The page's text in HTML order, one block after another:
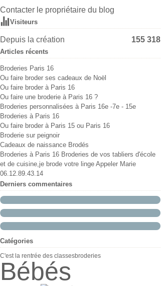
Mai
(6)
Avril(3)
Mars(2)
Janvier(5)
Juin
(4)
Mai(6)
Avril(7)
Février(5)
Janvier(2)
Juin
(9)
Mai(11)
Avril(6)
Février(6)
Janvier(8)
Août
(5)
Juillet(8)
Juin(12)
Avril(12)
Mars (14)
Janvier (18)
Septembre
Août(7)
Juillet(1)
Mai(15)
Avril(17)
Février (12)
Janvier (19)
Octobre
(13)
Septembre(18)
Août(10)
Juin(38)
Mai(52)
Contacter le propriétaire du blog
Visiteurs
Depuis la création 155 318
Articles récents
Broderies Paris 16
Ou faire broder ses cadeaux de Noël
Ou faire broder à Paris 16
Ou faire une broderie à Paris 16 ?
Broderies personnalisées à Paris 16e -7e - 15e
Broderies à Paris 16
Ou faire broder à Paris 15 ou Paris 16
Broderie sur peignoir
Cadeaux de naissance Brodés
Broderies à Paris 16 Broderies de vos tabliers d'école
et de cuisine,je brode votre linge Appeler Marie
06.12.89.43.14
Derniers commentaires
Catégories
C'est la rentrée des classesbroderies
Bébés